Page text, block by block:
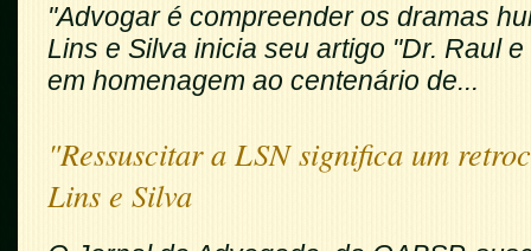
"Advogar é compreender os dramas
Lins e Silva inicia seu artigo "Dr. Raul
em homenagem ao centenário de...
"Ressuscitar a LSN significa um
Lins e Silva